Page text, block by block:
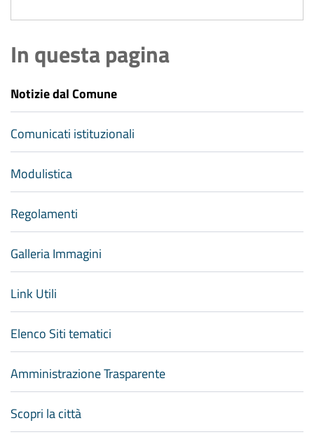
In questa pagina
Notizie dal Comune
Comunicati istituzionali
Modulistica
Regolamenti
Galleria Immagini
Link Utili
Elenco Siti tematici
Amministrazione Trasparente
Scopri la città